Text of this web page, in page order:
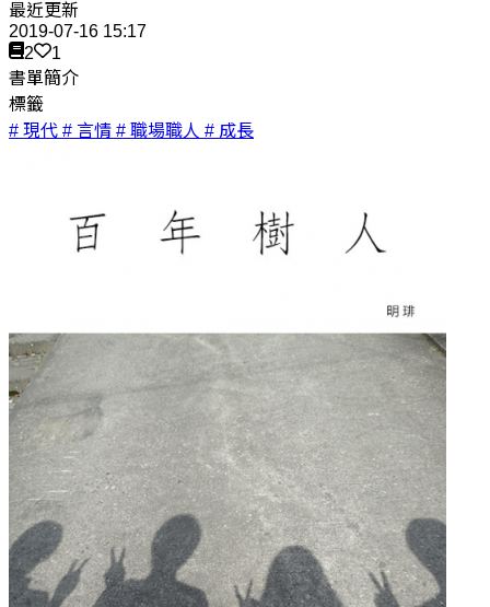
最近更新
2019-07-16 15:17
2
1
書單簡介
標籤
# 現代 # 言情 # 職場職人 # 成長